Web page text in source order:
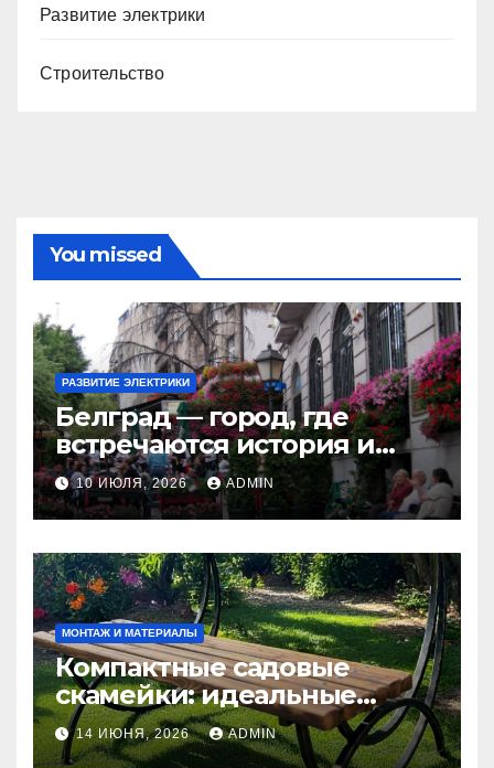
Развитие электрики
Строительство
You missed
РАЗВИТИЕ ЭЛЕКТРИКИ
Белград — город, где
встречаются история и
современность
10 ИЮЛЯ, 2026 ADMIN
МОНТАЖ И МАТЕРИАЛЫ
Компактные садовые
скамейки: идеальные
решения Madmetal.ru для
маленьких участков
14 ИЮНЯ, 2026 ADMIN